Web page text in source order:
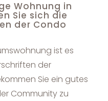
Wohnung in
Sie sich die
der Condo
ist es
der
Sie ein gutes
Community zu